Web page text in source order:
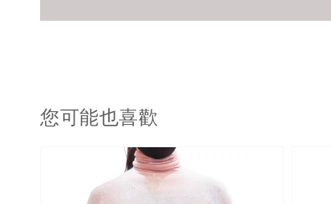
您可能也喜歡